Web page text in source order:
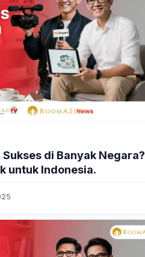
di Banyak Negara?
untuk Indonesia.